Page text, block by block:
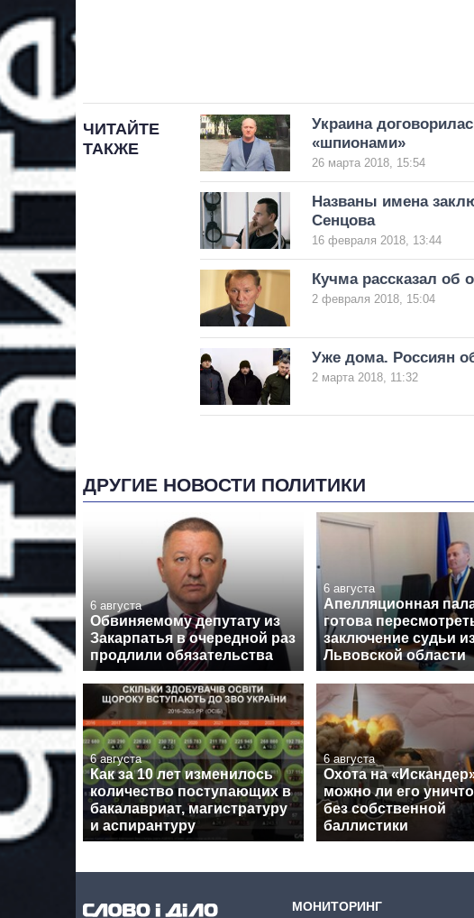
ЧИТАЙТЕ
ТАКЖЕ
Украина
«шпионами»
26 марта 2018, 15:54
Названы имена
Сенцова
16 февраля 2018, 13:44
Кучма рассказал
2 февраля 2018, 15:04
Уже дома. Россиян
2 марта 2018, 11:32
ДРУГИЕ НОВОСТИ ПОЛИТИКИ
6 августа
Обвиняемому депутату из
Закарпатья в очередной раз
продлили обязательства
6 августа
Апелляционная
готова
заключение судьи
Львовской области
6 августа
Как за 10 лет изменилось
количество поступающих в
бакалавриат, магистратуру
и аспирантуру
6 августа
Охота на
можно ли его
без собственной
баллистики
МОНИТОРИНГ